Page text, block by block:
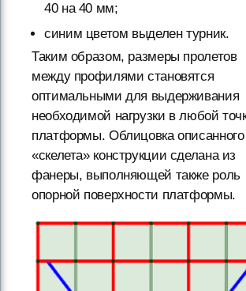
40 на 40 мм;
синим цветом выделен турник.
Таким образом, размеры пролетов
между профилями становятся
оптимальными для выдерживания
необходимой нагрузки в любой
платформы. Облицовка описанного
«скелета» конструкции сделана из
фанеры, выполняющей также роль
опорной поверхности платформы.